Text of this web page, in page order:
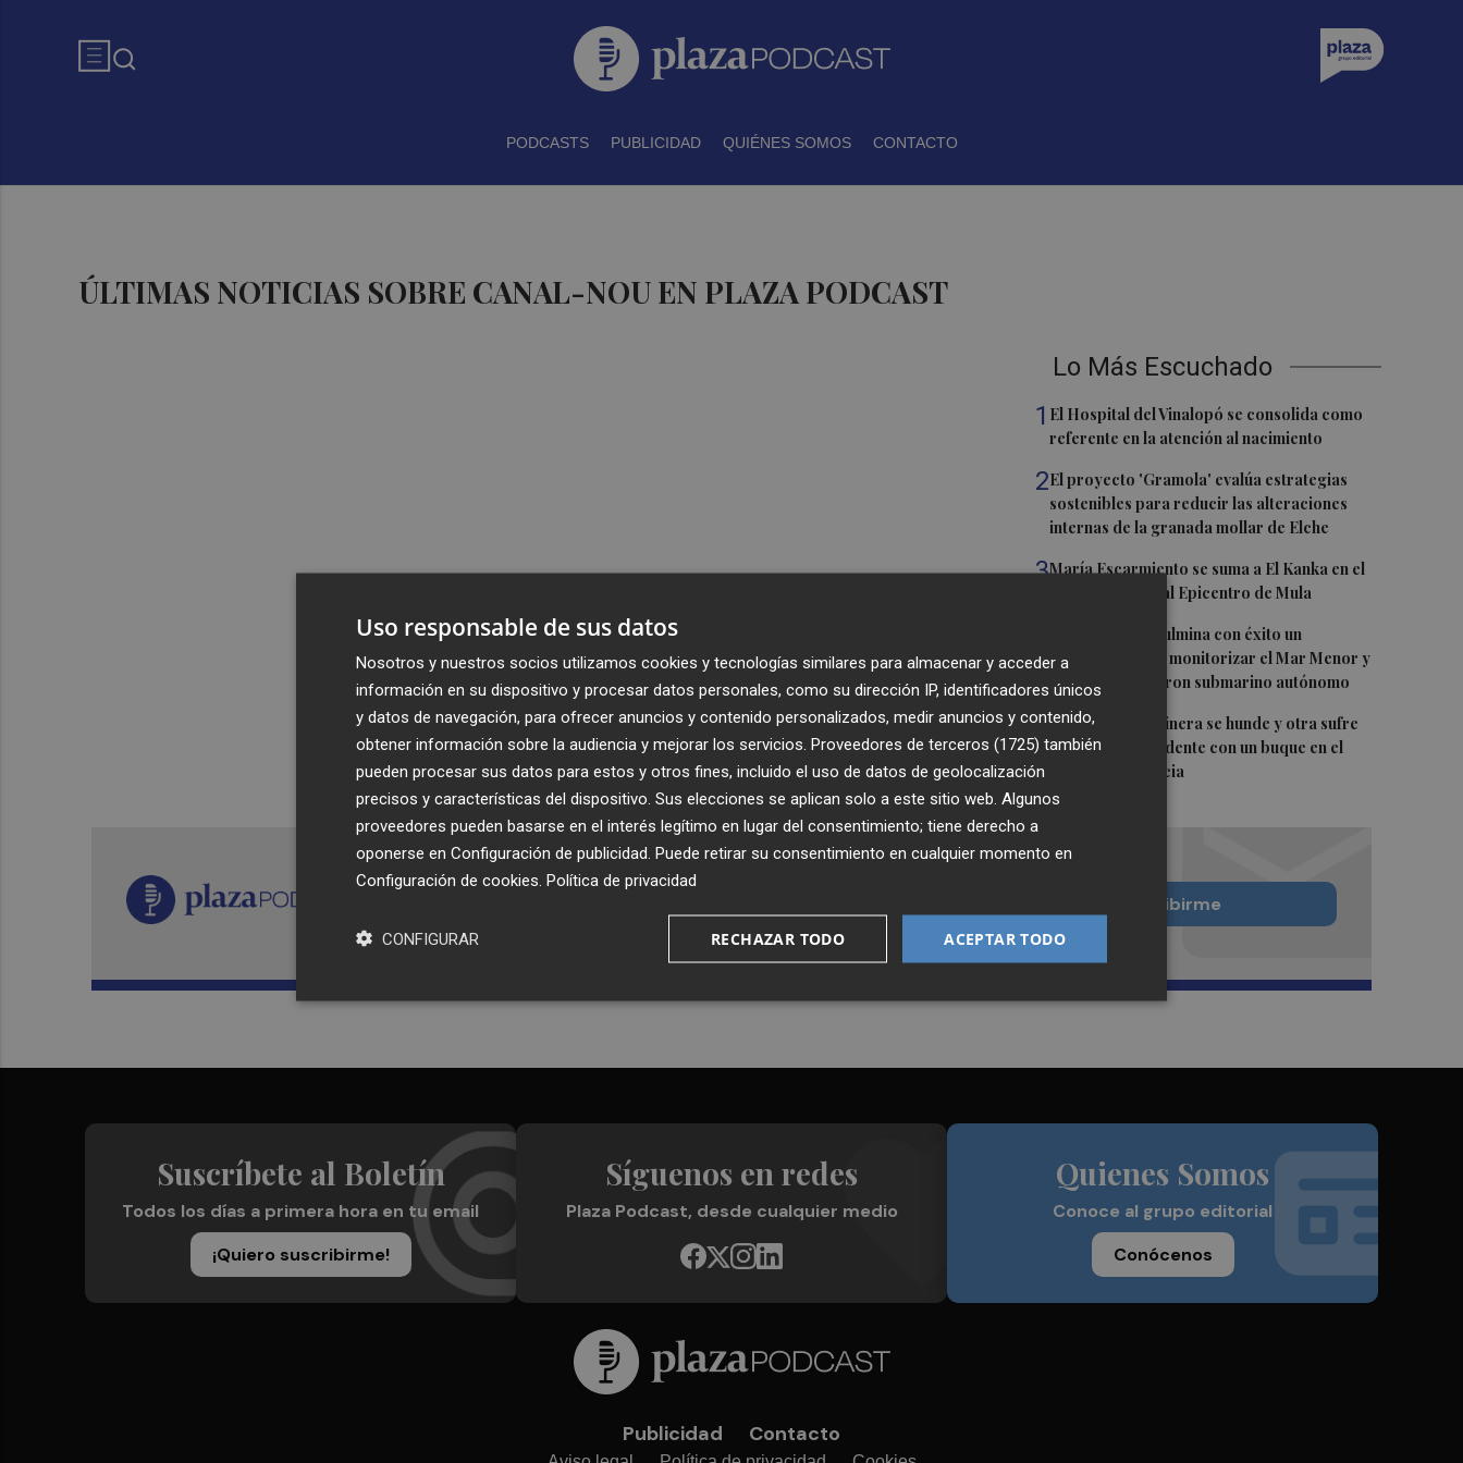
PODCASTS PUBLICIDAD QUIÉNES SOMOS CONTACTO
ÚLTIMAS NOTICIAS SOBRE CANAL-NOU EN PLAZA PODCAST
Lo Más Escuchado
1 El Hospital del Vinalopó se consolida como
referente en la atención al nacimiento
2El proyecto 'Gramola' evalúa estrategias
sostenibles para reducir las alteraciones
internas de la granada mollar de Elche
3María Escarmiento se suma a El Kanka en el
cartel del festival Epicentro de Mula
UPCT Makers culmina con éxito un
catamarán para monitorizar el Mar Menor y
ya prepara un dron submarino autónomo
5Una batea clochinera se hunde y otra sufre
daños en un incidente con un buque en el
puerto de Valencia
Recibe toda la actualidad de
Plaza Podcast en tu correo
Quiero suscribirme
Suscríbete al Boletín
Todos los días a primera hora en tu email
¡Quiero suscribirme!
Síguenos en redes
Plaza Podcast, desde cualquier medio
Quienes Somos
Conoce al grupo editorial
Conócenos
Publicidad Contacto
Uso responsable de sus datos
Nosotros y nuestros socios utilizamos cookies y tecnologías similares para almacenar y acceder a
información en su dispositivo y procesar datos personales, como su dirección IP, identificadores únicos
y datos de navegación, para ofrecer anuncios y contenido personalizados, medir anuncios y contenido,
obtener información sobre la audiencia y mejorar los servicios. Proveedores de terceros (1725) también
pueden procesar sus datos para estos y otros fines, incluido el uso de datos de geolocalización
precisos y características del dispositivo. Sus elecciones se aplican solo a este sitio web. Algunos
proveedores pueden basarse en el interés legítimo en lugar del consentimiento; tiene derecho a
oponerse en Configuración de publicidad . Puede retirar su consentimiento en cualquier momento en
Configuración de cookies Política de privacidad
ACEPTAR TODO
RECHAZAR TODO
CONFIGURAR